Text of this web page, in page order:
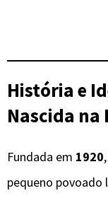
História e
Nascida na
Fundada em 1920
pequeno povoado